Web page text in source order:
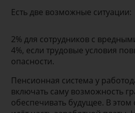
Есть две возможные ситуации:
2% для сотрудников с
4%, если трудовые условия
опасности.
Пенсионная система у
включать саму возможность
обеспечивать будущее. В этом